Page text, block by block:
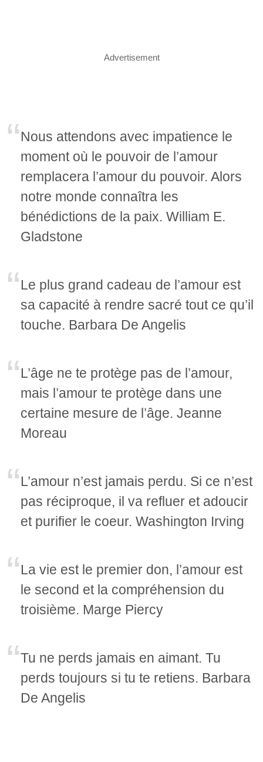
Advertisement
Nous attendons avec impatience le
moment où le pouvoir de l’amour
remplacera l’amour du pouvoir. Alors
notre monde connaîtra les
bénédictions de la paix. William E.
Gladstone
Le plus grand cadeau de l’amour est
sa capacité à rendre sacré tout ce qu’il
touche. Barbara De Angelis
L’âge ne te protège pas de l’amour,
mais l’amour te protège dans une
certaine mesure de l’âge. Jeanne
Moreau
L’amour n’est jamais perdu. Si ce n’est
pas réciproque, il va refluer et adoucir
et purifier le coeur. Washington Irving
La vie est le premier don, l’amour est
le second et la compréhension du
troisième. Marge Piercy
Tu ne perds jamais en aimant. Tu
perds toujours si tu te retiens. Barbara
De Angelis